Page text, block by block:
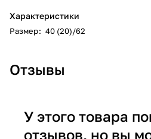
Характеристики
Размер: 40 (20)/62
Отзывы
У этого товара
отзывов, но вы